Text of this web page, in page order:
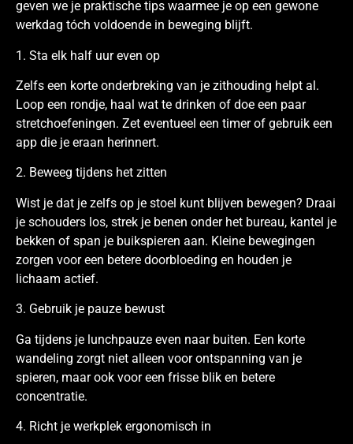
geven we je praktische tips waarmee je op een gewone
werkdag tóch voldoende in beweging blijft.
1. Sta elk half uur even op
Zelfs een korte onderbreking van je zithouding helpt al.
Loop een rondje, haal wat te drinken of doe een paar
stretchoefeningen. Zet eventueel een timer of gebruik een
app die je eraan herinnert.
2. Beweeg tijdens het zitten
Wist je dat je zelfs op je stoel kunt blijven bewegen? Draai
je schouders los, strek je benen onder het bureau, kantel je
bekken of span je buikspieren aan. Kleine bewegingen
zorgen voor een betere doorbloeding en houden je
lichaam actief.
3. Gebruik je pauze bewust
Ga tijdens je lunchpauze even naar buiten. Een korte
wandeling zorgt niet alleen voor ontspanning van je
spieren, maar ook voor een frisse blik en betere
concentratie.
4. Richt je werkplek ergonomisch in